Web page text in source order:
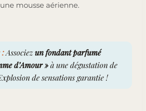
mousse aérienne.
:Associezunfondant parfumé
d’Amour »à une dégustation de
de sensations garantie !